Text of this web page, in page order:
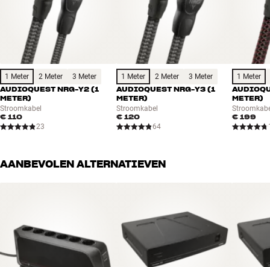
PowerQuest-filter krijgen. Je kunt ook afspreken het filter zelf bij je
thuis te testen – geheel vrijblijvend. Dan kun je horen hoe goed het
klinkt, zonder dat je direct hoeft te betalen.
Meer van AudioQuest
1 Meter 2 Meter 3 Meter
AUDIOQUEST NRG-Y2 (1
METER)
Stroomkabel
€ 110
23
1 Meter 2 Meter 3 Meter
AUDIOQUEST NRG-Y3 (1
METER)
Stroomkabel
€ 120
64
1 Meter
METER)
€ 199
AANBEVOLEN ALTERNATIEVEN